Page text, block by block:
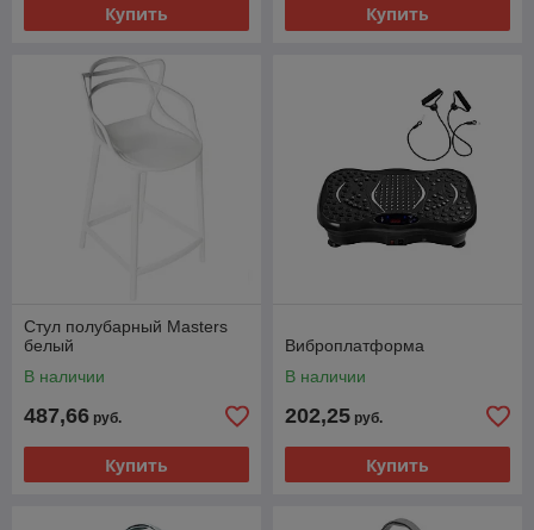
Купить Купить
Стул полубарный Masters
белый
В наличии
487,66 руб.
Купить
Виброплатформа
В наличии
202,25 руб.
Купить